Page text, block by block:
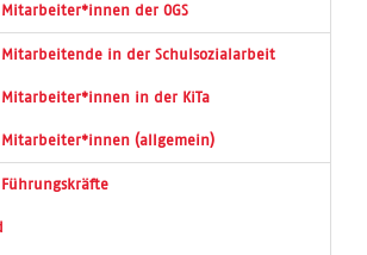
der OGS
in der Schulsozialarbeit
in der KiTa
(allgemein)